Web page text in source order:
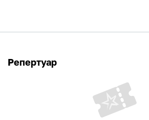
Репертуар